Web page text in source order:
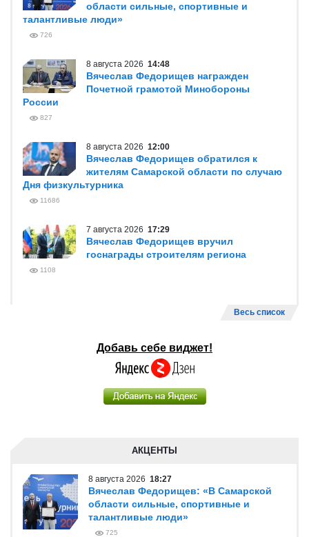
области сильные, спортивные и
талантливые люди»
726
8 августа 2026 14:48
Вячеслав Федорищев награжден
Почетной грамотой Минобороны
России
827
8 августа 2026 12:00
Вячеслав Федорищев обратился к
жителям Самарской области по случаю
Дня физкультурника
11686
7 августа 2026 17:29
Вячеслав Федорищев вручил
госнаграды строителям региона
1108
Весь список
Добавь себе виджет!
АКЦЕНТЫ
8 августа 2026 18:27
Вячеслав Федорищев: «В Самарской
области сильные, спортивные и
талантливые люди»
725